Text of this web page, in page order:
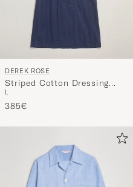
DEREK ROSE
Striped Cotton Dressing
Gown Navy
L
385€